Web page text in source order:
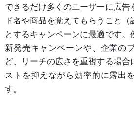
できるだけ多くのユーザーに広告
ド名や商品を覚えてもらうこと
とするキャンペーンに最適です
新発売キャンペーンや、企業の
ど、リーチの広さを重視する場合
ストを抑えながら効率的に露出
す。